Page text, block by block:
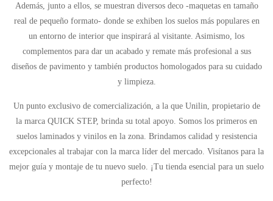
Además, junto a ellos, se muestran diversos deco -maquetas en tamaño
real de pequeño formato- donde se exhiben los suelos más populares en
un entorno de interior que inspirará al visitante. Asimismo, los
complementos para dar un acabado y remate más profesional a sus
diseños de pavimento y también productos homologados para su cuidado
y limpieza.
Un punto exclusivo de comercialización, a la que Unilin, propietario de
la marca QUICK STEP, brinda su total apoyo. Somos los primeros en
suelos laminados y vinilos en la zona. Brindamos calidad y resistencia
excepcionales al trabajar con la marca líder del mercado. Visítanos para la
mejor guía y montaje de tu nuevo suelo. ¡Tu tienda esencial para un suelo
perfecto!